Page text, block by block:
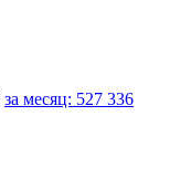
за месяц: 527 336